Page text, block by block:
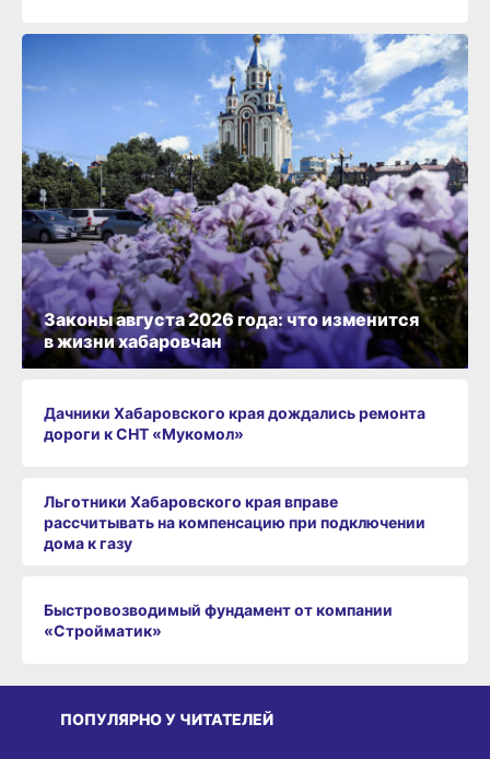
Дачники Хабаровского края дождались ремонта
дороги к СНТ «Мукомол»
Льготники Хабаровского края вправе
рассчитывать на компенсацию при подключении
дома к газу
Быстровозводимый фундамент от компании
«Стройматик»
Законы августа 2026 года: что изменится
в жизни хабаровчан
ПОПУЛЯРНО У ЧИТАТЕЛЕЙ